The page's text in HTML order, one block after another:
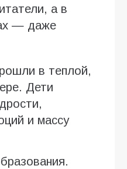
а в
— даже
в теплой,
Дети
и массу